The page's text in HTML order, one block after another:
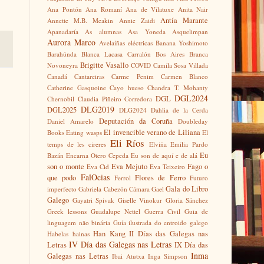
Ana Pontón Ana Romaní Ana de Vilatuxe Anita Nair
Annette M.B. Meakin
Annie Zaidi Antía Marante
Apanadaría As alumnas Asa Yoneda Asquelimpan
Aurora Marco Avelaíñas eléctricas Banana Yoshimoto
Barahúnda Blanca Lacasa Carralón Bos Aires Branca
Novoneyra Brigitte Vasallo COVID Camila Sosa Villada
Canadá
Cantareiras Carme Penim
Carmen Blanco
Catherine Gasquoine Cayo hueso Chandra T. Mohanty
Chernobil Claudia Piñeiro Corredora DGL DGL2024
DGL2025 DLG2019 DLG2024 Dahlia de la Cerda
Daniel Amarelo Deputación da Coruña Doubleday
Books Eating wasps El invencible verano de Liliana El
temps de les cireres Eli Ríos Elviña Emilia Pardo
Bazán Encarna Otero Cepeda Eu son de aquí e de alá Eu
son o monte Eva Cid Eva Mejuto Eva Teixeiro Fago o
que podo FalOcias Ferrol Flores de Ferro Futuro
imperfecto Gabriela Cabezón Cámara Gael Gala do Libro
Galego Gayatri Spivak Giselle Vinokur Gloria Sánchez
Greek lessons Guadalupe Nettel Guerra Civil Guia de
linguagem não binária Guía ilustrada do entroido galego
Habelas hainas Han Kang II Días das Galegas nas
Letras IV Día das Galegas nas Letras IX Día das
Galegas nas Letras Ibai Atutxa Inga Simpson Inma